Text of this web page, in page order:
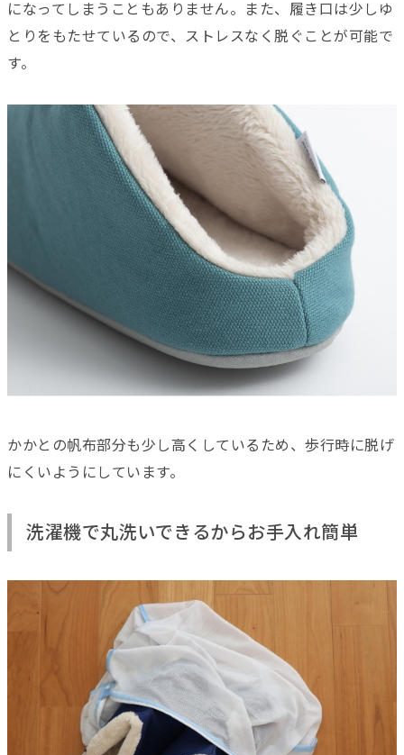
になってしまうこともありません。また、履き口は少しゆ
とりをもたせているので、ストレスなく脱ぐことが可能で
す。
かかとの帆布部分も少し高くしているため、歩行時に脱げ
にくいようにしています。
洗濯機で丸洗いできるからお手入れ簡単